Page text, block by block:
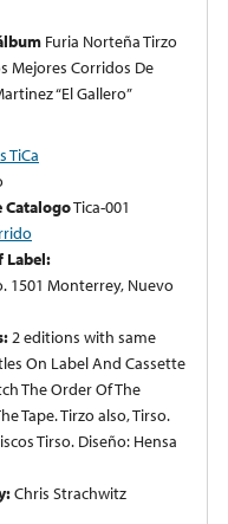
Furia Norteña Tirzo
Mejores Corridos De
“El Gallero”
TiCa
CatalogoTica-001
Label:
1501 Monterrey, Nuevo
2 editions with same
On Label And Cassette
The Order Of The
Tape. Tirzo also, Tirso.
Tirso. Diseño: Hensa
Chris Strachwitz